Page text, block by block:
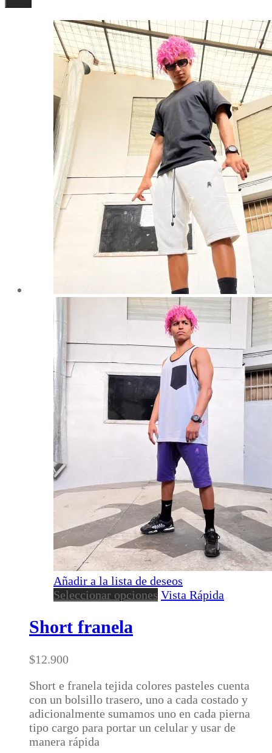
Añadir a la lista de deseos
Seleccionar opciones Este
opciones
se
pueden
elegir
en
Vista Rápida
Short franela
$12.900
Short e franela tejida colores pasteles cuenta
con un bolsillo trasero, uno a cada costado y
adicionalmente sumamos uno en cada pierna
tipo cargo para portar un celular y usar de
manera rápida